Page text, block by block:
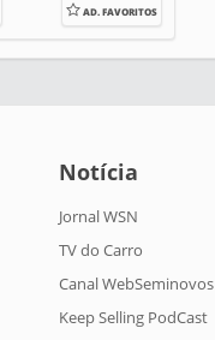
AD. FAVORITOS
Notícia
Jornal WSN
TV do Carro
Canal WebSeminovos
Keep Selling PodCast